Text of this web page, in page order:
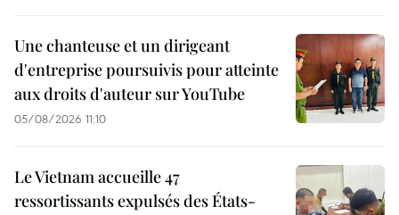
Une chanteuse et un dirigeant
d'entreprise poursuivis pour atteinte
aux droits d'auteur sur YouTube
05/08/2026 11:10
Le Vietnam accueille 47
ressortissants expulsés des États-